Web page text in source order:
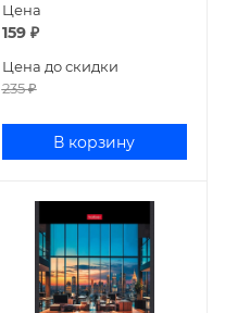
Цена
159₽
Цена до скидки
235₽
В корзину